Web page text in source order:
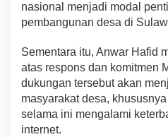
nasional menjadi modal
pembangunan desa di
Sementara itu, Anwar Hafid
atas respons dan komitmen
dukungan tersebut akan
masyarakat desa,
selama ini mengalami
internet.